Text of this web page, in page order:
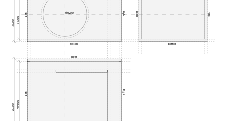
Ø282мм
439.1мм 407.1мм
350мм 318мм
Bottom Bottom
Rear
Left Right Rear Front
Left Right